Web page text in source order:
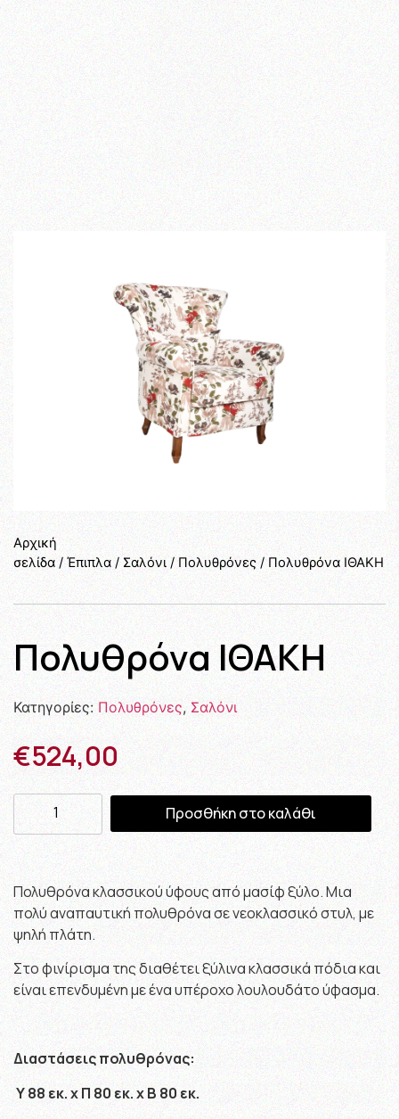
Αρχική
σελίδα /Έπιπλα/ Σαλόνι /Πολυθρόνες / Πολυθρόνα ΙΘΑΚΗ
Πολυθρόνα ΙΘΑΚΗ
Κατηγορίες: Πολυθρόνες,Σαλόνι
€524,00
Προσθήκη στο καλάθι
Πολυθρόνα κλασσικού ύφους από μασίφ ξύλο. Μια
πολύ αναπαυτική πολυθρόνα σε νεοκλασσικό στυλ, με
ψηλή πλάτη.
Στο φινίρισμα της διαθέτει ξύλινα κλασσικά πόδια και
είναι επενδυμένη με ένα υπέροχο λουλουδάτο ύφασμα.
Διαστάσεις πολυθρόνας:
Υ 88 εκ. x Π 80 εκ. x Β 80 εκ.